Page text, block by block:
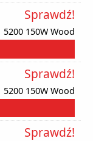
5200 150W Wood
Sprawdź!
5200 150W Wood
Sprawdź!
Sprawdź!